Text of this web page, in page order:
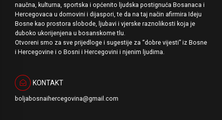
naučna, kulturna, sportska i općenito ljudska postignuća Bosanaca i
Hercegovaca u domovini i dijaspori, te da na taj način afirmira Ideju
Bosne kao prostora slobode, ljubavi i vjerske raznolikosti koja je
duboko ukorijenjena u bosanskome tlu.
Otvoreni smo za sve prijedloge i sugestije za “dobre vijesti” iz Bosne
i Hercegovine i o Bosni i Hercegovini i njenim ljudima.
KONTAKT
boljabosnaihercegovina@gmail.com